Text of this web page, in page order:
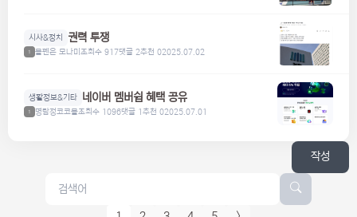
시사&정치 권력 투쟁
1 볼펜은 모나미 조회수 917댓글 2추천 02025.07.02
생활정보&기타 네이버 멤버쉽 혜택 공유
1 명탐정코코볼조회수 1096댓글 1추천 02025.07.01
작성